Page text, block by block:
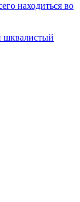
находиться во
шквалистый